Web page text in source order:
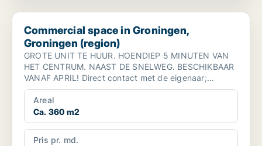
Commercial space in Groningen, Groningen (region)
Commercial space in Groningen,
Groningen (region)
GROTE UNIT TE HUUR. HOENDIEP 5 MINUTEN VAN
HET CENTRUM. NAAST DE SNELWEG. BESCHIKBAAR
VANAF APRIL! Direct contact met de eigenaar;
[xxxxx]Plaats: Gr...
Areal
Ca. 360 m2
Pris pr. md.